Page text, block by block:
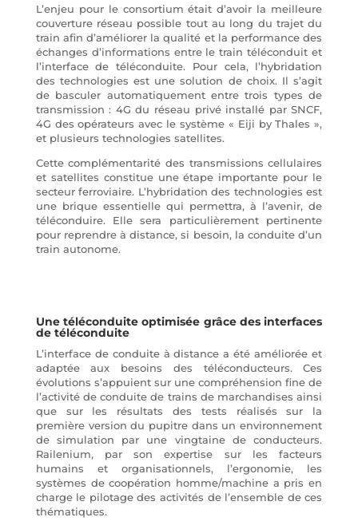
L’enjeu pour le consortium était d’avoir la meilleure
couverture réseau possible tout au long du trajet du
train afin d’améliorer la qualité et la performance des
échanges d’informations entre le train téléconduit et
l’interface de téléconduite. Pour cela, l’hybridation
des technologies est une solution de choix. Il s’agit
de basculer automatiquement entre trois types de
transmission : 4G du réseau privé installé par SNCF,
4G des opérateurs avec le système « Eiji by Thales »,
et plusieurs technologies satellites.
Cette complémentarité des transmissions cellulaires
et satellites constitue une étape importante pour le
secteur ferroviaire. L’hybridation des technologies est
une brique essentielle qui permettra, à l’avenir, de
téléconduire. Elle sera particulièrement pertinente
pour reprendre à distance, si besoin, la conduite d’un
train autonome.
Une téléconduite optimisée grâce des interfaces
de téléconduite
L’interface de conduite à distance a été améliorée et
adaptée aux besoins des téléconducteurs. Ces
évolutions s’appuient sur une compréhension fine de
l’activité de conduite de trains de marchandises ainsi
que sur les résultats des tests réalisés sur la
première version du pupitre dans un environnement
de simulation par une vingtaine de conducteurs.
Railenium, par son expertise sur les facteurs
humains et organisationnels, l’ergonomie, les
systèmes de coopération homme/machine a pris en
charge le pilotage des activités de l’ensemble de ces
thématiques.